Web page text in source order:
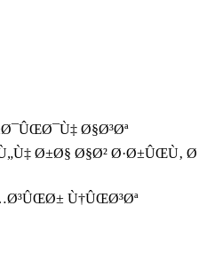
Ø§Ø³Øª
Ø±Ø§ Ø§Ø² Ø·Ø±ÛŒÙ‚ Ø
Ù†ÛŒØ³Øª